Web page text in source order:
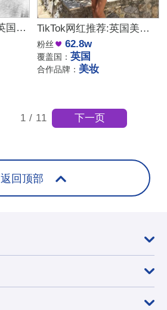
Instagram网红推荐:英国科技数码与生活家居博主 TikTok网红推荐:英国美妆面霜颈霜带货海外kol达人
粉丝 62.8w
覆盖国：英国
合作品牌： 美妆
1 / 11 下一页
返回顶部